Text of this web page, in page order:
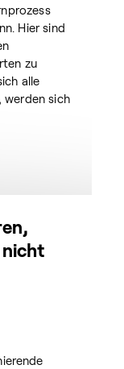
Hier sind
zu
alle
sich
nicht